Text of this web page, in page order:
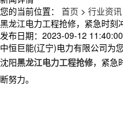
您的当前位置： 首页 > 行业资讯
黑龙江电力工程抢修，紧急时刻
发布日期： 2023-09-12 11:40:00
中恒巨能(辽宁)电力有限公司为
沈阳黑龙江电力工程抢修，紧急
断努力。